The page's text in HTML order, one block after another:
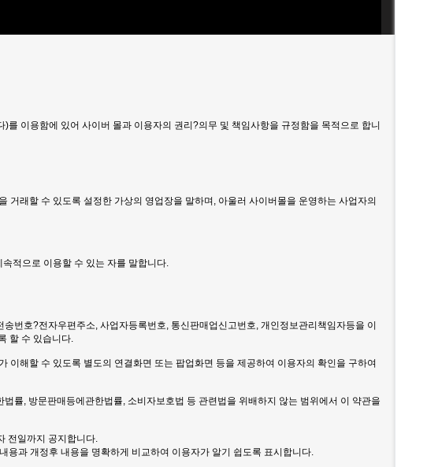
이용함에 있어 사이버 몰과 이용자의 권리?의무 및 책임사항을 규정함을 목적으로 합니
래할 수 있도록 설정한 가상의 영업장을 말하며, 아울러 사이버몰을 운영하는 사업자의
속적으로 이용할 수 있는 자를 말합니다.
번호?전자우편주소, 사업자등록번호, 통신판매업신고번호, 개인정보관리책임자등을 이
할 수 있습니다.
해할 수 있도록 별도의 연결화면 또는 팝업화면 등을 제공하여 이용자의 확인을 구하여
률, 방문판매등에관한법률, 소비자보호법 등 관련법을 위배하지 않는 범위에서 이 약관을
전일까지 공지합니다.
용과 개정후 내용을 명확하게 비교하여 이용자가 알기 쉽도록 표시합니다.